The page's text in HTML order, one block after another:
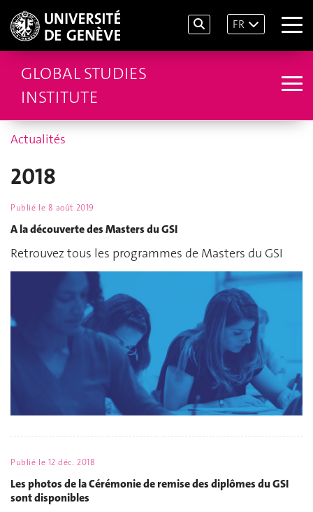
FR
GLOBAL STUDIES
INSTITUTE
Actualités
2018
Publié le 8 août 2019
A la découverte des Masters du GSI
Retrouvez tous les programmes de Masters du GSI
Publié le 12 déc. 2018
Les photos de la Cérémonie de remise des diplômes du GSI
sont disponibles